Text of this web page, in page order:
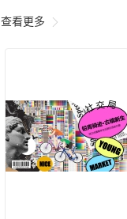
查看更多 